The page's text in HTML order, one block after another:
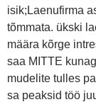
isik;Laenufirma
tõmmata. ükski
määra kõrge
saa MITTE
mudelite tulles
sa peaksid töö